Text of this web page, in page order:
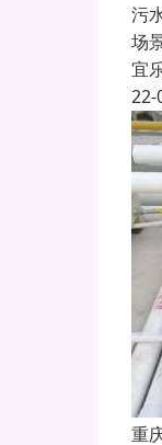
污
场
宜
22-
重